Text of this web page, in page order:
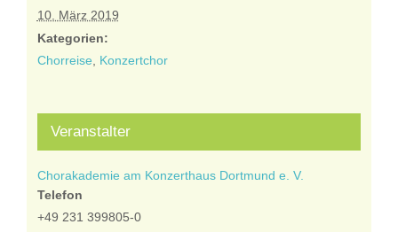
10. März 2019
Kategorien:
Chorreise
Konzertchor
Veranstalter
Chorakademie am Konzerthaus Dortmund e. V.
Telefon
+49 231 399805-0